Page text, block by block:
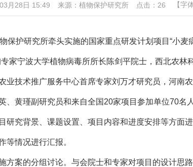
月28日 15:49 来源：植物保护研究所 点击： 26 【字
保护研究所牵头实施的国家重点研发计划项目“小
家宁波大学植物病毒所所长陈剑平院士，西北农林
业技术推广服务中心首席专家刘万才研究员，河南
、黄瑾副研究员和来自全国20家项目参加单位70名
研究背景、课题设置、项目内容和进度安排等方面
等情况进行汇报。
方案的分组讨论。与会院士和专家对项目的设计思